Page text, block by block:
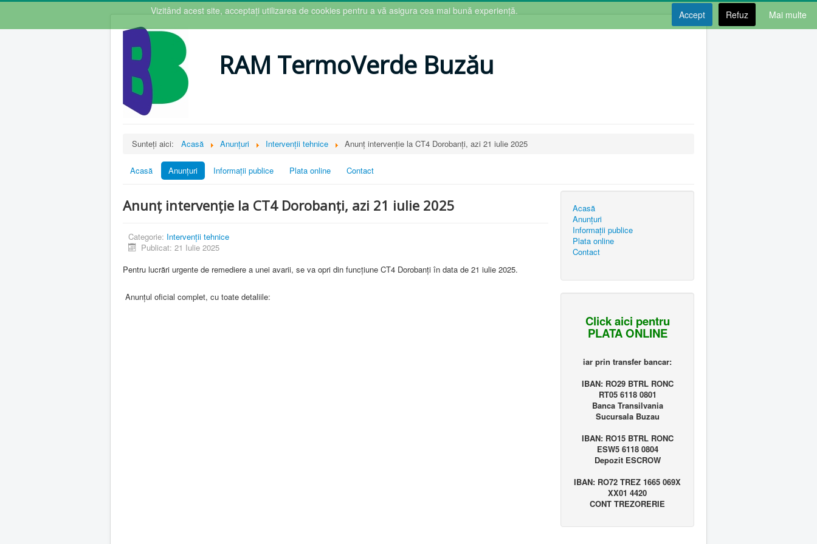
RAM TermoVerde Buzău
Sunteți aici: Acasă Anunțuri Intervenții tehnice Anunț intervenție la CT4 Dorobanți, azi 21 iulie 2025
Acasă Anunțuri Informații publice Plata online Contact
Anunț intervenție la CT4 Dorobanți, azi 21 iulie 2025
Categorie: Intervenții tehnice
Publicat: 21 Iulie 2025
Pentru lucrări urgente de remediere a unei avarii, se va opri din funcțiune CT4 Dorobanți în data de 21 iulie 2025.
Anunțul oficial complet, cu toate detaliile:
Acasă
Anunțuri
Informații publice
Plata online
Contact
Click aici pentru
PLATA ONLINE
iar prin transfer bancar:
IBAN: RO29 BTRL RONC
RT05 6118 0801
Banca Transilvania
Sucursala Buzau
IBAN: RO15 BTRL RONC
ESW5 6118 0804
Depozit ESCROW
IBAN: RO72 TREZ 1665 069X
XX01 4420
CONT TREZORERIE
Vizitând acest site, acceptați utilizarea de cookies pentru a vă asigura cea mai bună experiență. Accept Refuz Mai multe